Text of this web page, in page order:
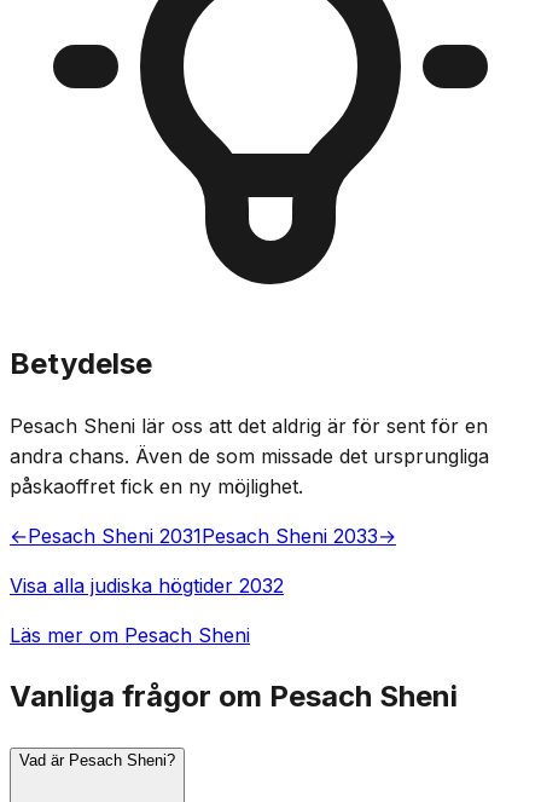
Betydelse
Pesach Sheni lär oss att det aldrig är för sent för en
andra chans. Även de som missade det ursprungliga
påskaoffret fick en ny möjlighet.
←Pesach Sheni 2031Pesach Sheni 2033→
Visa alla judiska högtider 2032
Läs mer om Pesach Sheni
Vanliga frågor om Pesach Sheni
Vad är Pesach Sheni?